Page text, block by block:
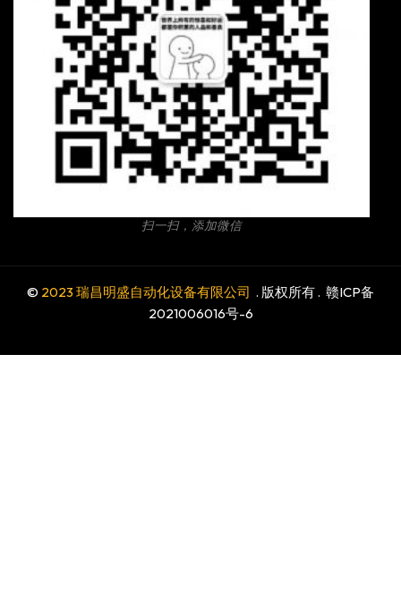
扫一扫，添加微信
© 2023 瑞昌明盛自动化设备有限公司 . 版权所有 . 赣ICP备
2021006016号-6